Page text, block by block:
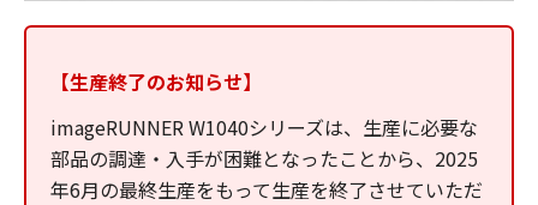
【生産終了のお知らせ】
imageRUNNER W1040シリーズは、生産に必要な
部品の調達・入手が困難となったことから、2025
年6月の最終生産をもって生産を終了させていただ